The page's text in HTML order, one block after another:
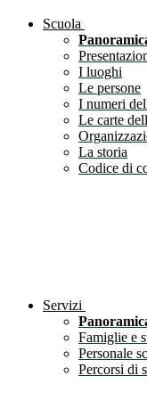
Scuola
I luoghi
Le persone
I numeri
Le carte
La storia
Codice di
Servizi
Famiglie e
Personale
Percorsi di